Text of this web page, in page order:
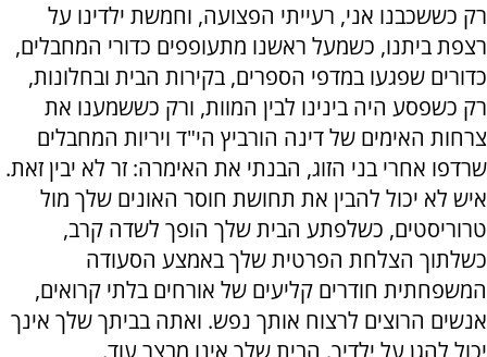
רק כששכבנו אני, רעייתי הפצועה, וחמשת ילדינו על
רצפת ביתנו, כשמעל ראשנו מתעופפים כדורי המחבלים,
כדורים שפגעו במדפי הספרים, בקירות הבית ובחלונות,
רק כשפסע היה בינינו לבין המוות, ורק כששמענו את
צרחות האימים של דינה הורביץ הי"ד ויריות המחבלים
שרדפו אחרי בני הזוג, הבנתי את האימרה: זר לא יבין זאת.
איש לא יכול להבין את תחושת חוסר האונים שלך מול
טרוריסטים, כשלפתע הבית שלך הופך לשדה קרב,
כשלתוך הצלחת הפרטית שלך באמצע הסעודה
המשפחתית חודרים קליעים של אורחים בלתי קרואים,
אנשים הרוצים לרצוח אותך נפש. ואתה בביתך שלך אינך